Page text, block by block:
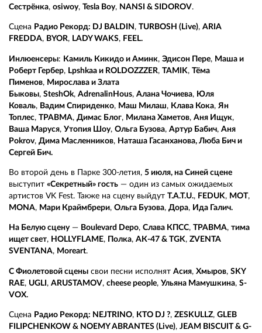
Сестрёнка,osiwoy,Tesla Boy, NANSI & SIDOROV.
Сцена Радио Рекорд: DJ BALDIN,TURBOSH (Live),ARIA
FREDDA, BYOR, LADY WAKS, FEEL.
Инлюенсеры: Камиль Кикидо и Аминк,Эдисон Пере, Маша и
Роберт Гербер, Lpshkaa и ROLDOZZZER,TAMIK,Тёма
Пименов, Мирослава и Злата
Быковы,SteshOk,AdrenalinHous,Алана Чочиева, Юля
Коваль, Вадим Спириденко, Маш Милаш, Клава Кока,Ян
Топлес,ТРАВМА,Димас Блог, Милана Хаметов,Аня Ищук,
Ваша Маруся,Утопия Шоу,Ольга Бузова,Артур Бабич,Аня
Pokrov,Дима Масленников, Наташа Гасанханова, Люба Бич и
Сергей Бич.
Во второй день в Парке 300-летия,5 июля, на Синей сцене
выступит«Секретный» гость — один из самых ожидаемых
артистов VK Fest. Также на сцену выйдутT.A.T.U., FEDUK, МОТ,
MONA, Мари Краймбрери,Ольга Бузова,Дора, Ида Галич.
На Белую сцену— Boulevard Depo,Слава КПСС,ТРАВМА,тима
ищет свет, HOLLYFLAME, Полка,АК-47 & TGK,ZVENTA
SVENTANA, Moreart.
С Фиолетовой сцены свои песни исполнятАсия,Хмыров,SKY
RAE, UGLI,ARUSTAMOV,cheese people,Ульяна Мамушкина,S-
VOX.
Сцена Радио Рекорд: NEJTRINO, КТО DJ ?,ZESKULLZ,GLEB
FILIPCHENKOW & NOEMY ABRANTES (Live),JEAM BISCUIT & G-